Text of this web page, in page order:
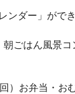
ンダー」がで
ごはん風景コ
）お弁当・お